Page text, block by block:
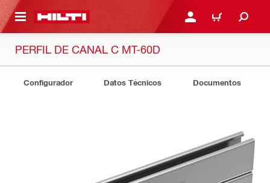
PRINCIPAL INICIE SESIÓN O
CARRITO
PERFIL DE CANAL C MT-60D
Configurador Datos Técnicos Documentos